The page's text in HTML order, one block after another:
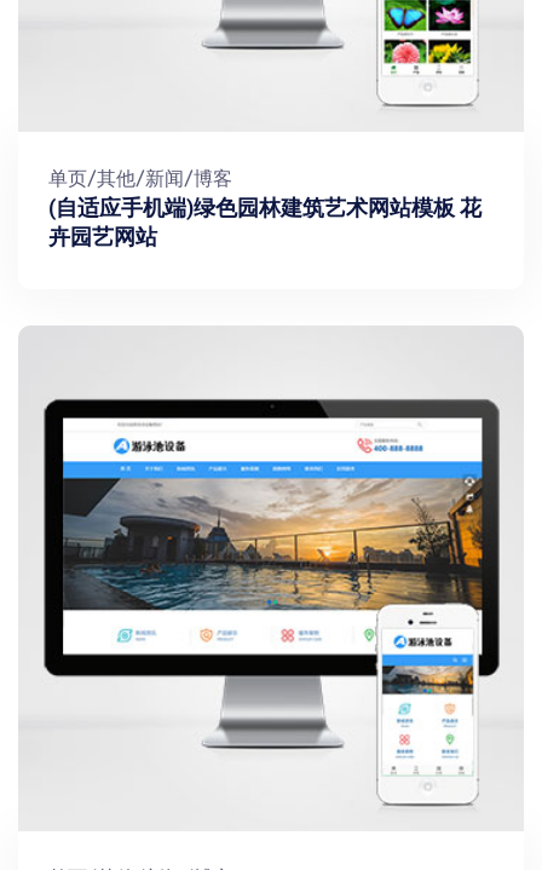
单页/其他/新闻/博客
(自适应手机端)绿色园林建筑艺术网站模板 花
卉园艺网站